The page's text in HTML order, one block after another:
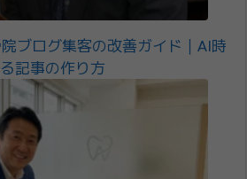
ブログ集客の改善ガイド｜AI時
記事の作り方